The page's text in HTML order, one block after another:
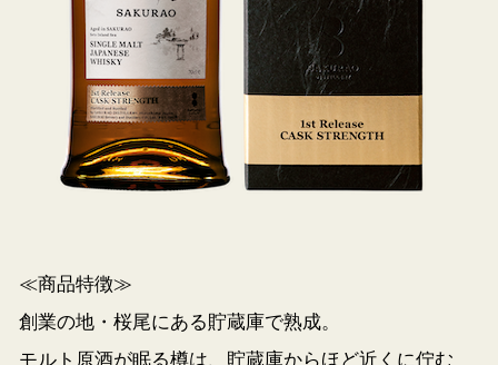
≪商品特徴≫
創業の地・桜尾にある貯蔵庫で熟成。
モルト原酒が眠る樽は、貯蔵庫からほど近くに佇む